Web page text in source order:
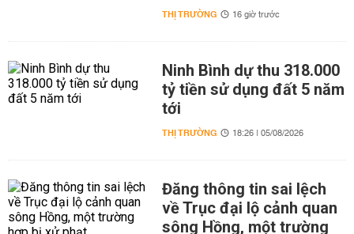
THỊ TRƯỜNG 16 giờ trước
Ninh Bình dự thu 318.000
tỷ tiền sử dụng đất 5 năm
tới
THỊ TRƯỜNG 18:26 | 05/08/2026
Đăng thông tin sai lệch
về Trục đại lộ cảnh quan
sông Hồng, một trường